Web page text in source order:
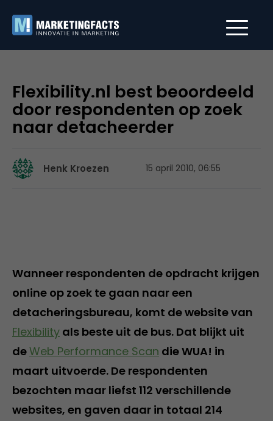
Flexibility.nl best beoordeeld
door respondenten op zoek
naar detacheerder
Henk Kroezen 15 april 2010, 06:55
Wanneer respondenten de opdracht krijgen
online op zoek te gaan naar een
detacheringsbureau, komt de website van
Flexibility als beste uit de bus. Dat blijkt uit
deWeb Performance Scan die WUA! in
maart uitvoerde. De respondenten
bezochten maar liefst 112 verschillende
websites, en gaven daar in totaal 214